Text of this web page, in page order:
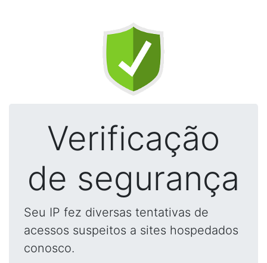
Verificação
de segurança
Seu IP fez diversas tentativas de
acessos suspeitos a sites hospedados
conosco.